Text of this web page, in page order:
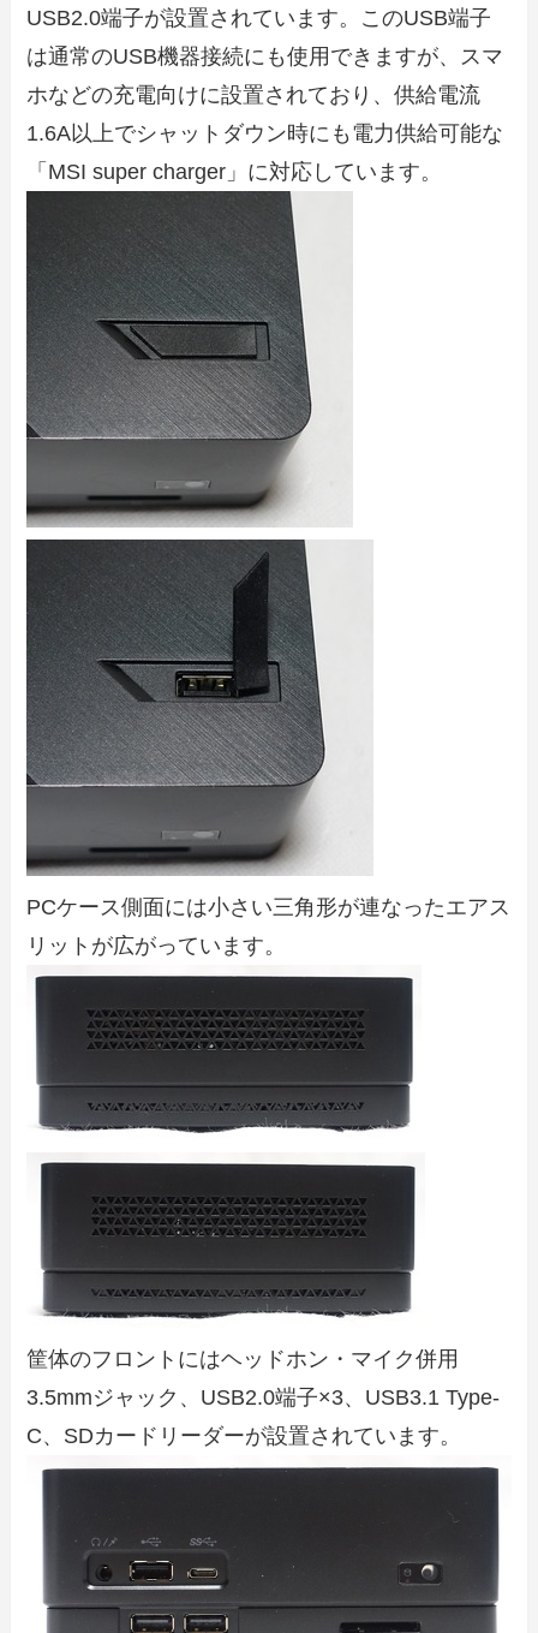
USB2.0端子が設置されています。このUSB端子
は通常のUSB機器接続にも使用できますが、スマ
ホなどの充電向けに設置されており、供給電流
1.6A以上でシャットダウン時にも電力供給可能な
「MSI super charger」に対応しています。
PCケース側面には小さい三角形が連なったエアス
リットが広がっています。
筐体のフロントにはヘッドホン・マイク併用
3.5mmジャック、USB2.0端子×3、USB3.1 Type-
C、SDカードリーダーが設置されています。